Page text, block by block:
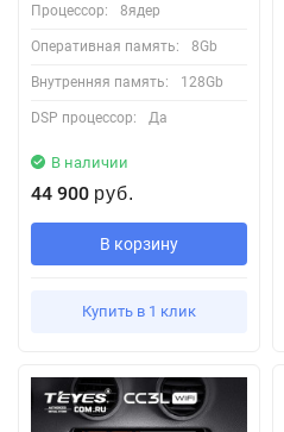
Процессор: 8ядер
Оперативная память: 8Gb
Внутренняя память: 128Gb
DSP процессор: Да
В наличии
44 900 руб.
В корзину
Купить в 1 клик